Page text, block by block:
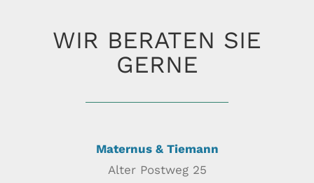
WIR BERATEN SIE
GERNE
Maternus & Tiemann
Alter Postweg 25